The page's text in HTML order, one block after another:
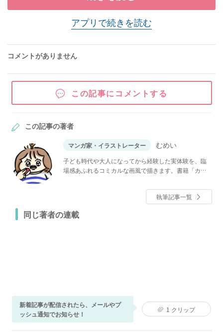
アプリで続きを読む
コメントがありません
この記事にコメントする
この記事の著者
マンガ家・イラストレーター むめい
子ども時代や大人になってから経験した実体験を、臨
場感あふれるコミカルな画風で描きます。書籍「カッ
執筆記事一覧
同じ著者の連載
新着記事が配信されたら、メールやプ
ッシュ通知でお知らせ！
1 クリップ